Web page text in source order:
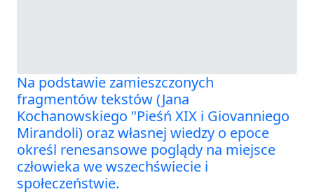
Na podstawie zamieszczonych
fragmentów tekstów (Jana
Kochanowskiego "Pieśń XIX i Giovanniego
Mirandoli) oraz własnej wiedzy o epoce
określ renesansowe poglądy na miejsce
człowieka we wszechświecie i
społeczeństwie.